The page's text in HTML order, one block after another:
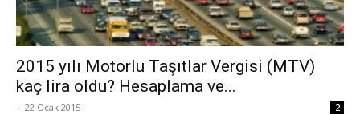
2015 yılı Motorlu Taşıtlar Vergisi (MTV)
kaç lira oldu? Hesaplama ve...
- 22 Ocak 2015 2